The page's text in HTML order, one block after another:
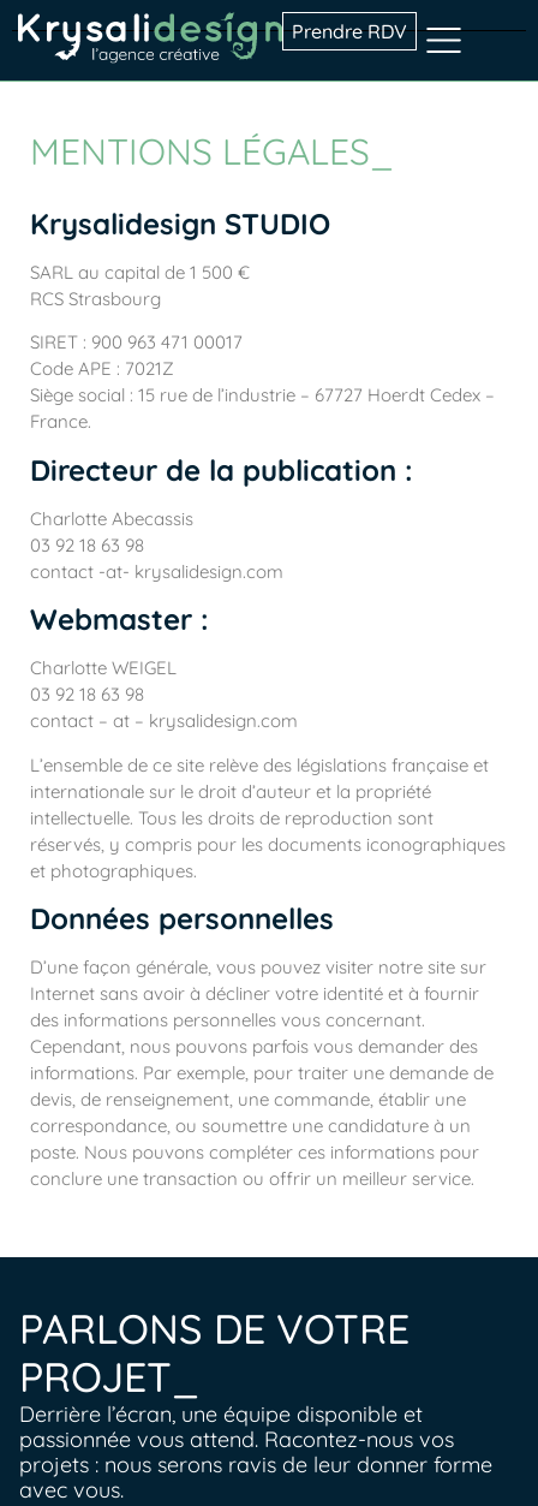
Prendre RDV
MENTIONS LÉGALES_
Krysalidesign STUDIO
SARL au capital de 1 500 €
RCS Strasbourg
SIRET : 900 963 471 00017
Code APE : 7021Z
Siège social : 15 rue de l’industrie – 67727 Hoerdt Cedex –
France.
Directeur de la publication :
Charlotte Abecassis
03 92 18 63 98
contact -at- krysalidesign.com
Webmaster :
Charlotte WEIGEL
03 92 18 63 98
contact – at – krysalidesign.com
L’ensemble de ce site relève des législations française et
internationale sur le droit d’auteur et la propriété
intellectuelle. Tous les droits de reproduction sont
réservés, y compris pour les documents iconographiques
et photographiques.
Données personnelles
D’une façon générale, vous pouvez visiter notre site sur
Internet sans avoir à décliner votre identité et à fournir
des informations personnelles vous concernant.
Cependant, nous pouvons parfois vous demander des
informations. Par exemple, pour traiter une demande de
devis, de renseignement, une commande, établir une
correspondance, ou soumettre une candidature à un
poste. Nous pouvons compléter ces informations pour
conclure une transaction ou offrir un meilleur service.
PARLONS DE VOTRE
PROJET_
Derrière l’écran, une équipe disponible et
passionnée vous attend. Racontez-nous vos
projets : nous serons ravis de leur donner forme
avec vous.